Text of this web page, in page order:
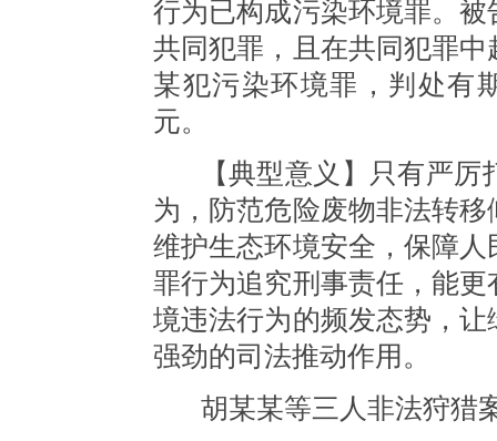
行为已构成污染环境罪。
共同犯罪，且在共同犯罪
某犯污染环境罪，判处有
元。
【典型意义】只有严
为，防范危险废物非法转
维护生态环境安全，保障
罪行为追究刑事责任，能
境违法行为的频发态势，
强劲的司法推动作用。
胡某某等三人非法狩猎